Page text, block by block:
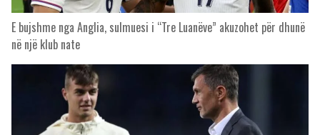
E bujshme nga Anglia, sulmuesi i “Tre Luanëve” akuzohet për dhunë
në një klub nate